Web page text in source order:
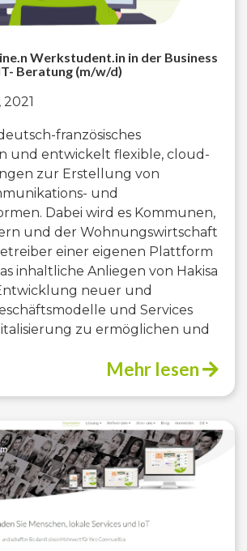
Werkstudent.in in der Business
Beratung (m/w/d)
französisches
und entwickelt flexible, cloud-
zur Erstellung von
und
Dabei wird es Kommunen,
und der Wohnungswirtschaft
einer eigenen Plattform
inhaltliche Anliegen von Hakisa
neuer und
und Services
zu ermöglichen und
Mehr lesen